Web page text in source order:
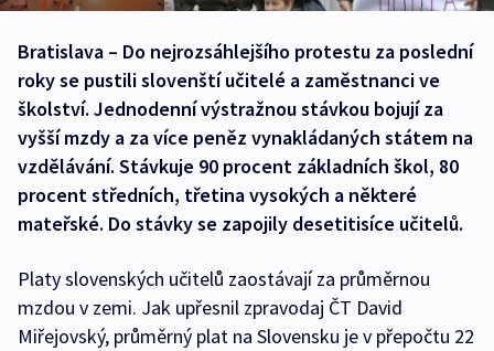
Bratislava – Do nejrozsáhlejšího protestu za poslední
roky se pustili slovenští učitelé a zaměstnanci ve
školství. Jednodenní výstražnou stávkou bojují za
vyšší mzdy a za více peněz vynakládaných státem na
vzdělávání. Stávkuje 90 procent základních škol, 80
procent středních, třetina vysokých a některé
mateřské. Do stávky se zapojily desetitisíce učitelů.
Platy slovenských učitelů zaostávají za průměrnou
mzdou v zemi. Jak upřesnil zpravodaj ČT David
Miřejovský, průměrný plat na Slovensku je v přepočtu 22